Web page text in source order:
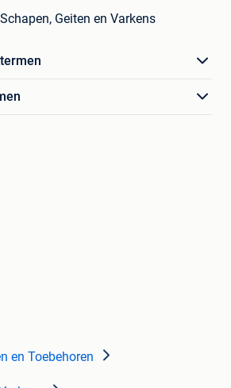
Geiten en Varkens
en Toebehoren